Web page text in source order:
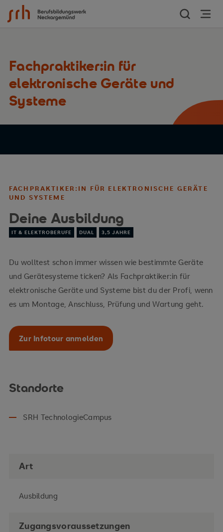
Zum Inhalt springen
Fachpraktiker:in für
elektronische Geräte und
Systeme
FACHPRAKTIKER:IN FÜR ELEKTRONISCHE GERÄTE
UND SYSTEME
Deine Ausbildung
IT & ELEKTROBERUFE DUAL 3,5 JAHRE
Du wolltest schon immer wissen wie bestimmte Geräte
und Gerätesysteme ticken? Als Fachpraktiker:in für
elektronische Geräte und Systeme bist du der Profi, wenn
es um Montage, Anschluss, Prüfung und Wartung geht.
Zur Infotour anmelden
Standorte
SRH TechnologieCampus
Art
Ausbildung
Zugangsvoraussetzungen